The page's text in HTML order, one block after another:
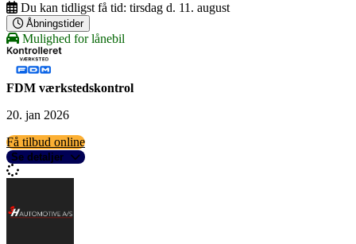
Du kan tidligst få tid: tirsdag d. 11. august
Åbningstider
Mulighed for lånebil
FDM værkstedskontrol
20. jan 2026
Få tilbud online
Se detaljer